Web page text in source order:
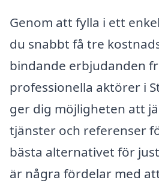
Genom att fylla i ett
du snabbt få tre
bindande erbjudanden
professionella aktörer i
ger dig möjligheten att
tjänster och referenser
bästa alternativet för
är några fördelar med